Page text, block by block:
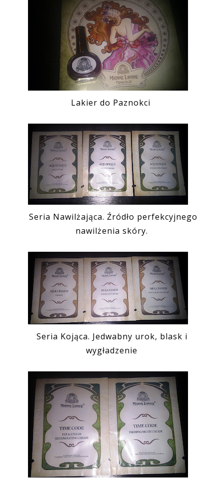
Lakier do Paznokci
Seria Nawilżająca. Źródło perfekcyjnego
nawilżenia skóry.
Seria Kojąca. Jedwabny urok, blask i
wygładzenie